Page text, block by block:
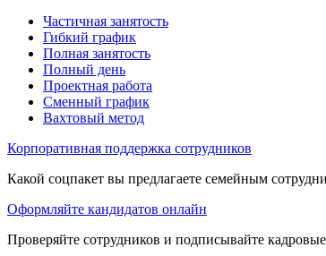
Частичная занятость
Гибкий график
Полная занятость
Полный день
Проектная работа
Сменный график
Вахтовый метод
Корпоративная поддержка сотрудников
Какой соцпакет вы предлагаете семейным
Оформляйте кандидатов онлайн
Проверяйте сотрудников и подписывайте